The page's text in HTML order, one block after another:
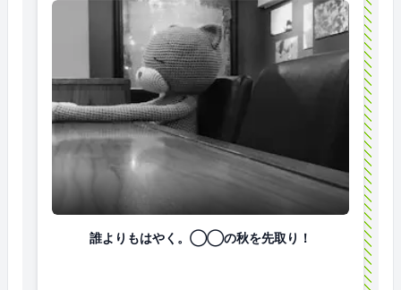
誰よりもはやく。◯◯の秋を先取り！